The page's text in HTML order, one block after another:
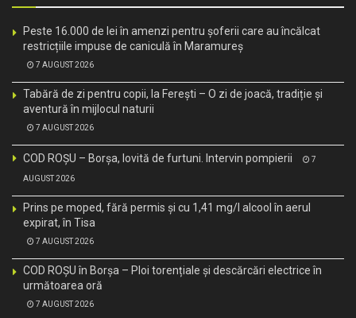
Peste 16.000 de lei în amenzi pentru șoferii care au încălcat
restricțiile impuse de caniculă în Maramureș
7 AUGUST 2026
Tabără de zi pentru copii, la Ferești – O zi de joacă, tradiție și
aventură în mijlocul naturii
7 AUGUST 2026
COD ROȘU – Borșa, lovită de furtuni. Intervin pompierii 7
AUGUST 2026
Prins pe moped, fără permis și cu 1,41 mg/l alcool în aerul
expirat, în Tisa
7 AUGUST 2026
COD ROȘU în Borșa – Ploi torențiale și descărcări electrice în
următoarea oră
7 AUGUST 2026